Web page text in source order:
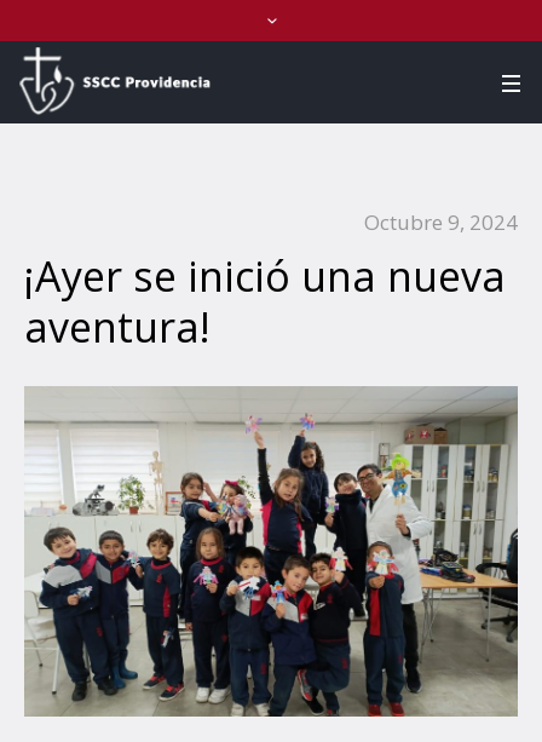
Octubre 9, 2024
¡Ayer se inició una nueva
aventura!